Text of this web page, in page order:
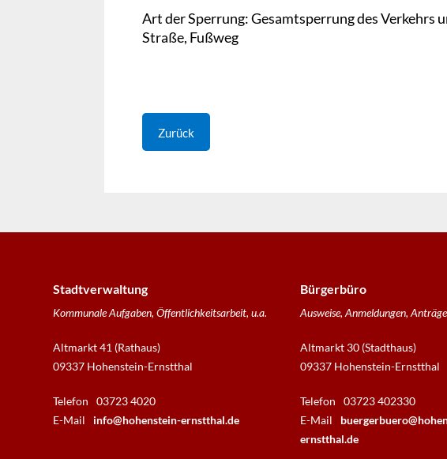
Art der Sperrung: Gesamtsperrung des Verkehrs
Straße, Fußweg
Zurück
Stadtverwaltung
Kommunale Aufgaben, Öffentlichkeitsarbeit, u.a.
Altmarkt 41 (Rathaus)
09337 Hohenstein-Ernstthal
Telefon
03723 4020
E-Mail
info@hohenstein-ernstthal.de
Bürgerbüro
Ausweise, Anmeldungen,
Altmarkt 30 (Stadthaus)
09337 Hohenstein-Ernstthal
Telefon
03723 402330
E-Mail
ernstthal.de